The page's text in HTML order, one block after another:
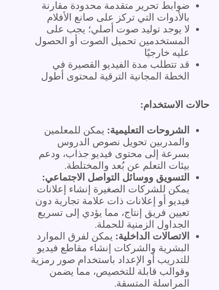
ضوابط تحرير متقدمة محدودة مقارنة
بالأدوات التي تركز على صانع الأفلام
لا يوجد توليد صوت أصلي؛ يجب على
المستخدمين تحميل الصوت أو الحصول
عليه خارجيًا
قد تتطلب مدة الفيديو القصيرة في
الخطة المجانية الترقية لمحتوى أطول
حالات الاستخدام:
الشروحات التعليمية: يمكن للمعلمين
والمدربين تحويل نصوص الدروس
بسرعة إلى محتوى فيديو جذاب، ودعم
بيئات التعلم عن بُعد والمختلطة.
التسويق ووسائل التواصل الاجتماعي:
يمكن للشركات الصغيرة إنشاء إعلانات
فيديو أو إعلانات ذات علامة تجارية دون
تعيين فريق إنتاج، مما يؤدي إلى تسريع
الجداول الزمنية للحملة.
الاتصالات الداخلية: يمكن لفرق الموارد
البشرية والشركات إنشاء مقاطع فيديو
للتدريب أو الإعداد باستخدام صور رمزية
وقوالب قابلة للتخصيص، مما يضمن
المراسلة المتسقة.